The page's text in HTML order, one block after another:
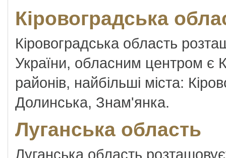
Кіровоградська
Кіровоградська область
України, обласним центром є
районів, найбільші міста:
Долинська, Знам'янка.
Луганська область
Луганська область